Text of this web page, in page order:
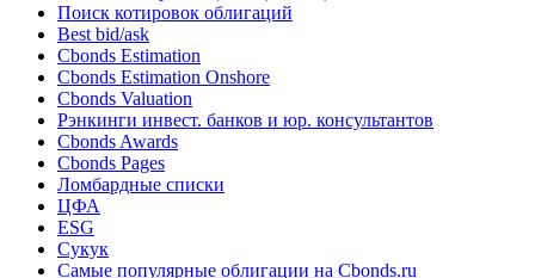
Поиск облигаций & Карты рынка
Поиск облигаций (ИИ)
Ближайшие размещения (Россия)
Поиск котировок облигаций
Best bid/ask
Cbonds Estimation
Cbonds Estimation Onshore
Cbonds Valuation
Рэнкинги инвест. банков и юр. консультантов
Cbonds Awards
Cbonds Pages
Ломбардные списки